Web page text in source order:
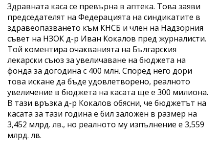
Здравната каса се превърна в аптека. Това заяви
председателят на Федерацията на синдикатите в
здравеопазването към КНСБ и член на Надзорния
съвет на НЗОК д-р Иван Кокалов пред журналисти.
Той коментира очакванията на Българския
лекарски съюз за увеличаване на бюджета на
фонда за догодина с 400 млн. Според него дори
това искане да бъде удовлетворено, реалното
увеличение в бюджета на касата ще е 300 милиона.
В тази връзка д-р Кокалов обясни, че бюджетът на
касата за тази година е бил заложен в размер на
3,452 млрд. лв., но реалното му изпълнение е 3,559
млрд. лв.